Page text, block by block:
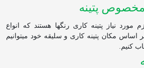
پتینه
مورد نیاز پتینه کاری رنگ‏ها هستند که انواع
اساس مکان پتینه کاری و سلیقه خود می‏توانیم
کنیم.